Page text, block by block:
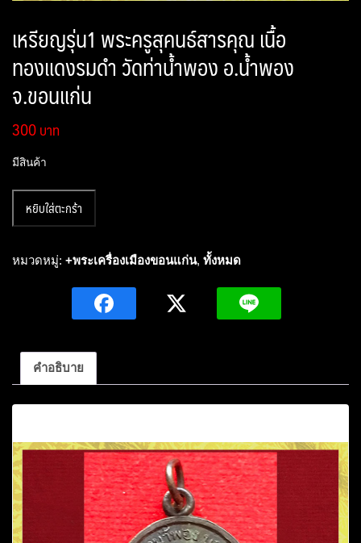
เหรียญรุ่น1 พระครูสุคนธ์สารคุณ เนื้อ
ทองแดงรมดำ วัดท่าน้ำพอง อ.น้ำพอง
จ.ขอนแก่น
300
มีสินค้า
เหรียญ
พระครู
ทองแดง
รมดำ
ท่าน้ำ
อ.น้ำพอง
จ.ขอนแก่น
ชิ้น
หยิบใส่ตะกร้า
หมวดหมู่: +พระเครื่องเมืองขอนแก่น, ทั้งหมด
คำอธิบาย